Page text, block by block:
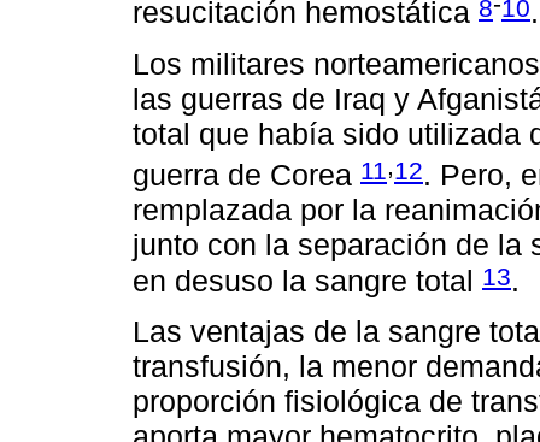
resucitación hemostática 8 10.
Los militares
las guerras de Iraq y
total que había sido utilizada
guerra de Corea 11 12. Pero,
remplazada por la
junto con la separación de la
en desuso la sangre total 13.
Las ventajas de la sangre
transfusión, la menor
proporción fisiológica de